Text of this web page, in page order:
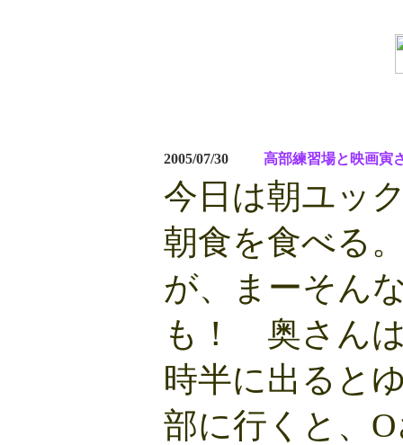
2005/07/30 高部練習場と映画寅
今日は朝ユッ
朝食を食べる
が、まーそん
も！ 奥さん
時半に出ると
部に行くと、